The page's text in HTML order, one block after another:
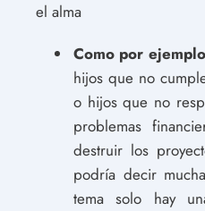
el alma
Como por ejemplo
hijos que no
o hijos que no
problemas
destruir los
podría decir
tema solo hay